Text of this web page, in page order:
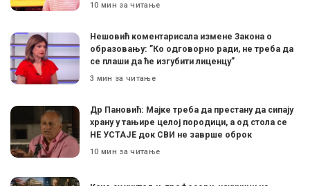
10 мин за читање
Нешовић коментарисала измене Закона о
образовању: ”Ко одговорно ради, не треба да
се плаши да ће изгубити лиценцу”
3 мин за читање
Др Пановић: Мајке треба да престану да сипају
храну у тањире целој породици, а од стола се
НЕ УСТАЈЕ док СВИ не заврше оброк
10 мин за читање